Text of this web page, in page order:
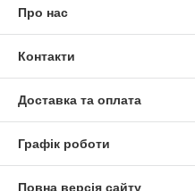
Про нас
Контакти
Доставка та оплата
Графік роботи
Повна версія сайту